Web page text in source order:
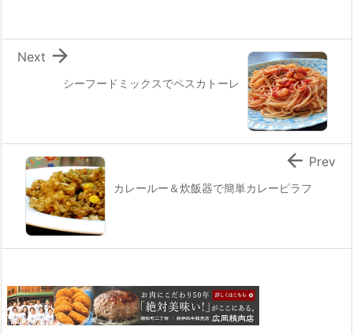
シーフードミックスでペスカトーレ

Next
カレールー＆炊飯器で簡単カレーピラフ
 Prev